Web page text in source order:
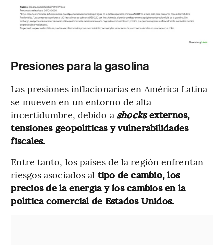
Presiones para la gasolina
Las presiones inflacionarias en América Latina
se mueven en un entorno de alta
incertidumbre, debido a shocksexternos,
tensiones geopolíticas y vulnerabilidades
fiscales.
Entre tanto, los países de la región enfrentan
riesgos asociados al tipo de cambio, los
precios de la energía y los cambios en la
política comercial de Estados Unidos.